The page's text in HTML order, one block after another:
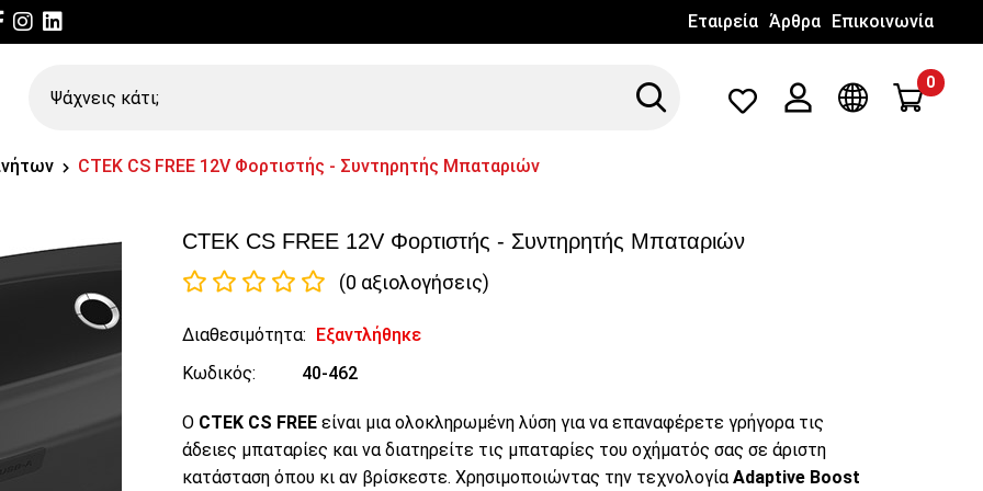
Εταιρεία Άρθρα Επικοινωνία
κάτι;
Search Λογαριασμός
Γλώσσα
0
CTEK CS FREE 12V Φορτιστής - Συντηρητής Μπαταριών
CTEK CS FREE 12V Φορτιστής - Συντηρητής Μπαταριών
(0 αξιολογήσεις)
Διαθεσιμότητα: Εξαντλήθηκε
Κωδικός:
40-462
Ο CTEK CS FREEείναι μια ολοκληρωμένη λύση για να επαναφέρετε γρήγορα τις
άδειες μπαταρίες και να διατηρείτε τις μπαταρίες του οχήματός σας σε άριστη
κατάσταση όπου κι αν βρίσκεστε. Χρησιμοποιώντας την τεχνολογία Adaptive Boost